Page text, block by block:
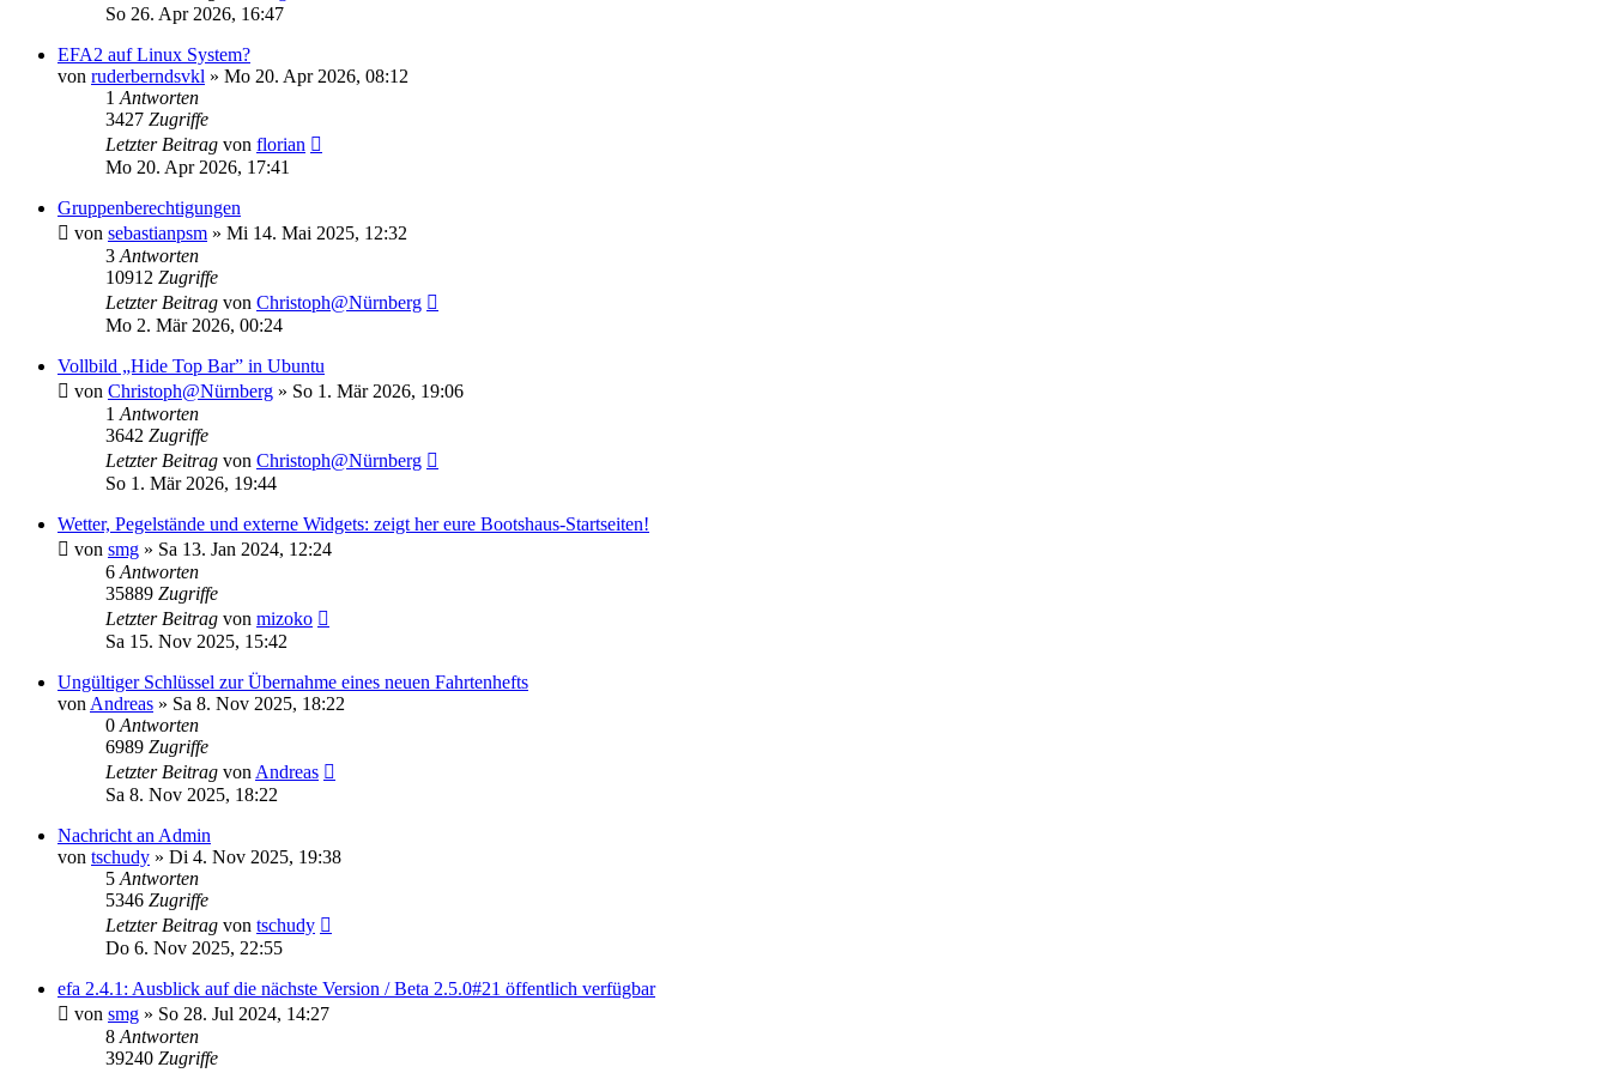
So 26. Apr 2026, 16:47
EFA2 auf Linux System?
von ruderberndsvkl » Mo 20. Apr 2026, 08:12
1 Antworten
3427 Zugriffe
Letzter Beitrag von florian
Mo 20. Apr 2026, 17:41
Gruppenberechtigungen
von sebastianpsm » Mi 14. Mai 2025, 12:32
3 Antworten
10912 Zugriffe
Letzter Beitrag von Christoph@Nürnberg
Mo 2. Mär 2026, 00:24
Vollbild „Hide Top Bar” in Ubuntu
von Christoph@Nürnberg » So 1. Mär 2026, 19:06
1 Antworten
3642 Zugriffe
Letzter Beitrag von Christoph@Nürnberg
So 1. Mär 2026, 19:44
Wetter, Pegelstände und externe Widgets: zeigt her eure Bootshaus-Startseiten!
von smg » Sa 13. Jan 2024, 12:24
6 Antworten
35889 Zugriffe
Letzter Beitrag von mizoko
Sa 15. Nov 2025, 15:42
Ungültiger Schlüssel zur Übernahme eines neuen Fahrtenhefts
von Andreas » Sa 8. Nov 2025, 18:22
0 Antworten
6989 Zugriffe
Letzter Beitrag von Andreas
Sa 8. Nov 2025, 18:22
Nachricht an Admin
von tschudy » Di 4. Nov 2025, 19:38
5 Antworten
5346 Zugriffe
Letzter Beitrag von tschudy
Do 6. Nov 2025, 22:55
efa 2.4.1: Ausblick auf die nächste Version / Beta 2.5.0#21 öffentlich verfügbar
von smg » So 28. Jul 2024, 14:27
8 Antworten
39240 Zugriffe